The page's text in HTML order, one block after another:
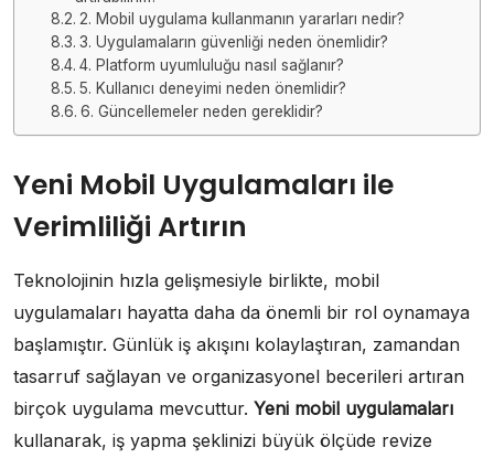
2. Mobil uygulama kullanmanın yararları nedir?
3. Uygulamaların güvenliği neden önemlidir?
4. Platform uyumluluğu nasıl sağlanır?
5. Kullanıcı deneyimi neden önemlidir?
6. Güncellemeler neden gereklidir?
Yeni Mobil Uygulamaları ile
Verimliliği Artırın
Teknolojinin hızla gelişmesiyle birlikte, mobil
uygulamaları hayatta daha da önemli bir rol oynamaya
başlamıştır. Günlük iş akışını kolaylaştıran, zamandan
tasarruf sağlayan ve organizasyonel becerileri artıran
birçok uygulama mevcuttur. Yeni mobil uygulamaları
kullanarak, iş yapma şeklinizi büyük ölçüde revize